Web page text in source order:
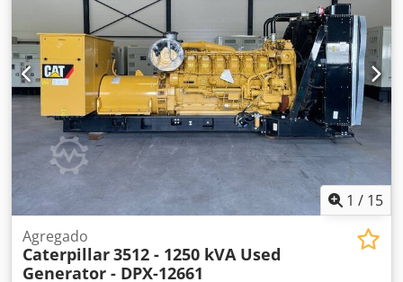
com a equipe DPX para mais informações. Credpfswrwk
Djx Ahuef = Mais opções e acessórios = - Bateria - Painel de
controle - Teto de aço - Tanque
1 / 15
Agregado
Caterpillar3512 - 1250 kVA Used
Generator - DPX-12661